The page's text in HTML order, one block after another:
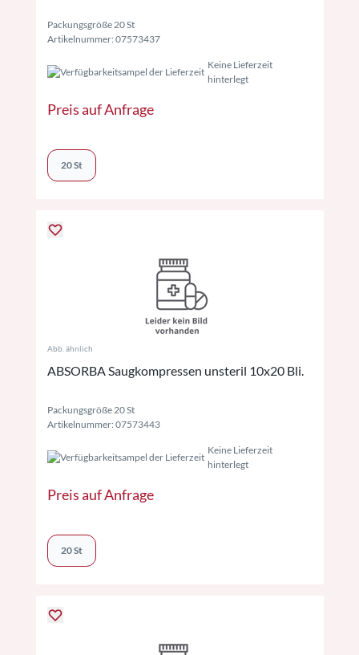
Packungsgröße 20 St
Artikelnummer: 07573437
Keine Lieferzeit
hinterlegt
Preis auf Anfrage
20 St
Abb. ähnlich
ABSORBA Saugkompressen unsteril 10x20 Bli.
Packungsgröße 20 St
Artikelnummer: 07573443
Keine Lieferzeit
hinterlegt
Preis auf Anfrage
20 St